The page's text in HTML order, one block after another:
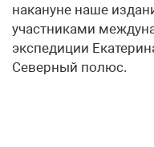
накануне наше
участниками
экспедиции
Северный полюс.